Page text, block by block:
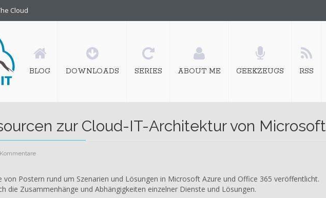
Cloud
BLOG DOWNLOADS SERIES ABOUT ME GEEKZEUGS RSS
zur Cloud-IT-Architektur von Microsoft
zu
Ressourcen
zur
von Postern rund um Szenarien und Lösungen in Microsoft Azure und Office 365 veröffentlicht.
die Zusammenhänge und Abhängigkeiten einzelner Dienste und Lösungen.